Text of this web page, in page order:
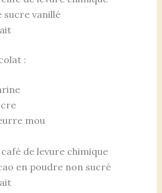
sucre vanillé
:
mou
de levure chimique
en poudre non sucré